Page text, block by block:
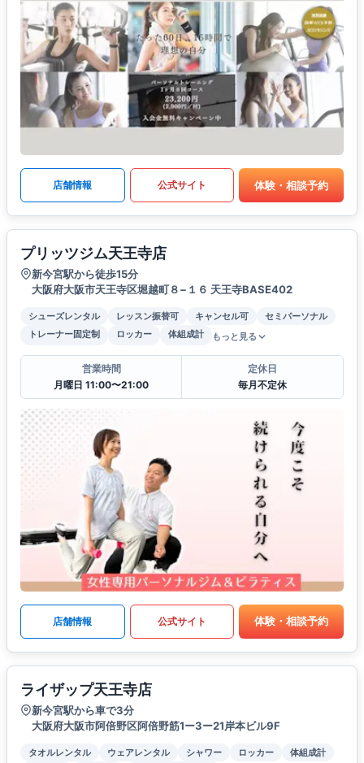
店舗情報 公式サイト 体験・相談予約
プリッツジム天王寺店
新今宮駅から徒歩15分
大阪府大阪市天王寺区堀越町８−１６ 天王寺BASE402
シューズレンタル レッスン振替可 キャンセル可
セミパーソナル
トレーナー固定制
ロッカー 体組成計 もっと見る
営業時間
月曜日 11:00〜21:00
定休日
毎月不定休
店舗情報 公式サイト 体験・相談予約
ライザップ天王寺店
新今宮駅から車で3分
大阪府大阪市阿倍野区阿倍野筋1ー3ー21岸本ビル9F
タオルレンタル ウェアレンタル シャワー ロッカー
体組成計